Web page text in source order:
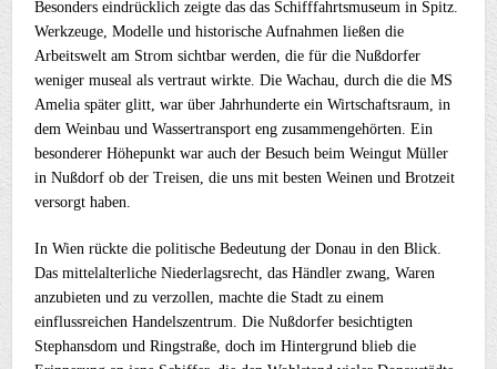
Besonders eindrücklich zeigte das das Schifffahrtsmuseum in Spitz.
Werkzeuge, Modelle und historische Aufnahmen ließen die
Arbeitswelt am Strom sichtbar werden, die für die Nußdorfer
weniger museal als vertraut wirkte. Die Wachau, durch die die MS
Amelia später glitt, war über Jahrhunderte ein Wirtschaftsraum, in
dem Weinbau und Wassertransport eng zusammengehörten. Ein
besonderer Höhepunkt war auch der Besuch beim Weingut Müller
in Nußdorf ob der Treisen, die uns mit besten Weinen und Brotzeit
versorgt haben.
In Wien rückte die politische Bedeutung der Donau in den Blick.
Das mittelalterliche Niederlagsrecht, das Händler zwang, Waren
anzubieten und zu verzollen, machte die Stadt zu einem
einflussreichen Handelszentrum. Die Nußdorfer besichtigten
Stephansdom und Ringstraße, doch im Hintergrund blieb die